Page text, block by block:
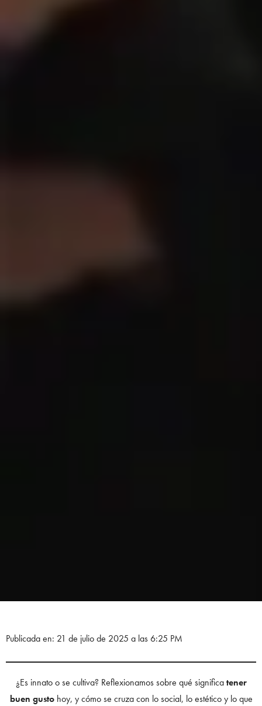
Publicada en: 21 de julio de 2025 a las 6:25 PM
¿Es innato o se cultiva? Reflexionamos sobre qué significatener
buen gustohoy, y cómo se cruza con lo social, lo estético y lo que